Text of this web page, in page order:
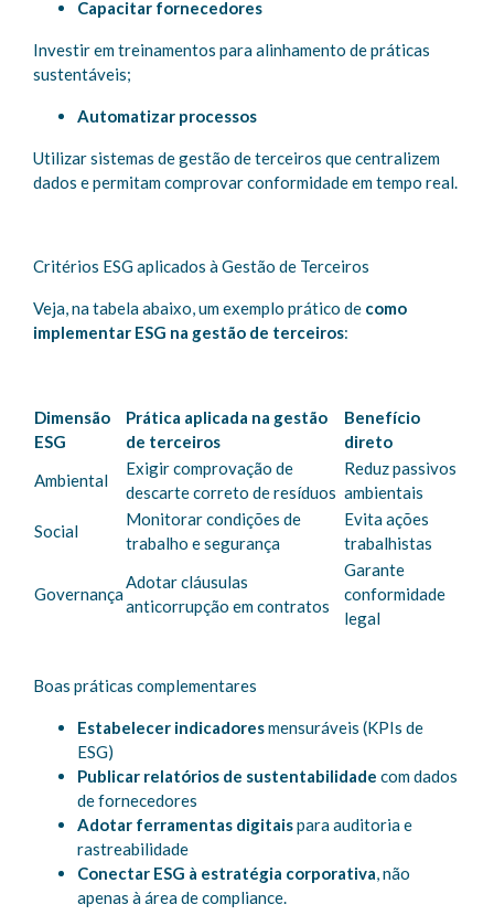
Capacitar fornecedores
Investir em treinamentos para alinhamento de práticas
sustentáveis;
Automatizar processos
Utilizar sistemas de gestão de terceiros que centralizem
dados e permitam comprovar conformidade em tempo real.
Critérios ESG aplicados à Gestão de Terceiros
Veja, na tabela abaixo, um exemplo prático de como
implementar ESG na gestão de terceiros:
Dimensão
ESG
Prática aplicada na gestão
de terceiros
Benefício
direto
Ambiental
Exigir comprovação de
descarte correto de resíduos
Reduz passivos
ambientais
Social
Monitorar condições de
trabalho e segurança
Evita ações
trabalhistas
Governança
Adotar cláusulas
anticorrupção em contratos
Garante
conformidade
legal
Boas práticas complementares
Estabelecer indicadoresmensuráveis (KPIs de
ESG)
Publicar relatórios de sustentabilidade com dados
de fornecedores
Adotar ferramentas digitaispara auditoria e
rastreabilidade
Conectar ESG à estratégia corporativa, não
apenas à área de compliance.